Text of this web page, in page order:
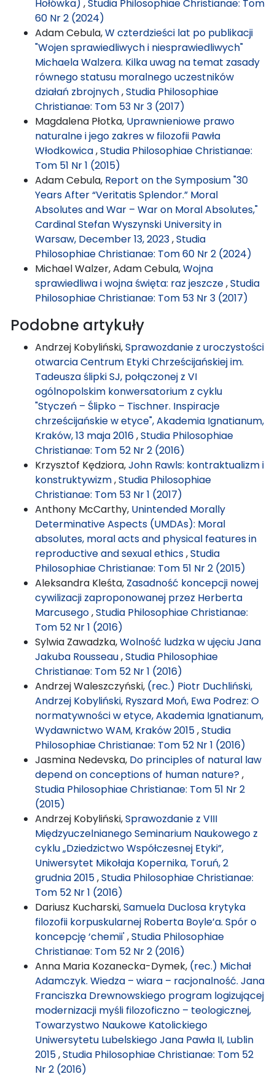
Hołówka) ,Studia Philosophiae Christianae: Tom
60 Nr 2 (2024)
Adam Cebula,W czterdzieści lat po publikacji
"Wojen sprawiedliwych i niesprawiedliwych"
Michaela Walzera. Kilka uwag na temat zasady
równego statusu moralnego uczestników
działań zbrojnych,Studia Philosophiae
Christianae: Tom 53 Nr 3 (2017)
Magdalena Płotka, Uprawnieniowe prawo
naturalne i jego zakres w filozofii Pawła
Włodkowica,Studia Philosophiae Christianae:
Tom 51 Nr 1 (2015)
Adam Cebula, Report on the Symposium "30
Years After “Veritatis Splendor.” Moral
Absolutes and War – War on Moral Absolutes,"
Cardinal Stefan Wyszynski University in
Warsaw, December 13, 2023,Studia
Philosophiae Christianae: Tom 60 Nr 2 (2024)
Michael Walzer, Adam Cebula,Wojna
sprawiedliwa i wojna święta: raz jeszcze,Studia
Philosophiae Christianae: Tom 53 Nr 3 (2017)
Podobne artykuły
Andrzej Kobyliński,Sprawozdanie z uroczystości
otwarcia Centrum Etyki Chrześcijańskiej im.
Tadeusza ślipki SJ, połączonej z VI
ogólnopolskim konwersatorium z cyklu
"Styczeń – Ślipko – Tischner. Inspiracje
chrześcijańskie w etyce", Akademia Ignatianum,
Kraków, 13 maja 2016,Studia Philosophiae
Christianae: Tom 52 Nr 2 (2016)
Krzysztof Kędziora,John Rawls: kontraktualizm i
konstruktywizm,Studia Philosophiae
Christianae: Tom 53 Nr 1 (2017)
Anthony McCarthy, Unintended Morally
Determinative Aspects (UMDAs): Moral
absolutes, moral acts and physical features in
reproductive and sexual ethics,Studia
Philosophiae Christianae: Tom 51 Nr 2 (2015)
Aleksandra Kleśta, Zasadność koncepcji nowej
cywilizacji zaproponowanej przez Herberta
Marcusego,Studia Philosophiae Christianae:
Tom 52 Nr 1 (2016)
Sylwia Zawadzka,Wolność ludzka w ujęciu Jana
Jakuba Rousseau,Studia Philosophiae
Christianae: Tom 52 Nr 1 (2016)
Andrzej Waleszczyński, (rec.) Piotr Duchliński,
Andrzej Kobyliński, Ryszard Moń, Ewa Podrez: O
normatywności w etyce, Akademia Ignatianum,
Wydawnictwo WAM, Kraków 2015,Studia
Philosophiae Christianae: Tom 52 Nr 1 (2016)
Jasmina Nedevska, Do principles of natural law
depend on conceptions of human nature?,
Studia Philosophiae Christianae: Tom 51 Nr 2
(2015)
Andrzej Kobyliński,Sprawozdanie z VIII
Międzyuczelnianego Seminarium Naukowego z
cyklu „Dziedzictwo Współczesnej Etyki”,
Uniwersytet Mikołaja Kopernika, Toruń, 2
grudnia 2015,Studia Philosophiae Christianae:
Tom 52 Nr 1 (2016)
Dariusz Kucharski,Samuela Duclosa krytyka
filozofii korpuskularnej Roberta Boyle’a. Spór o
koncepcję ‘chemii',Studia Philosophiae
Christianae: Tom 52 Nr 2 (2016)
Anna Maria Kozanecka-Dymek, (rec.) Michał
Adamczyk. Wiedza – wiara – racjonalność. Jana
Franciszka Drewnowskiego program logizującej
modernizacji myśli filozoficzno – teologicznej,
Towarzystwo Naukowe Katolickiego
Uniwersytetu Lubelskiego Jana Pawła II, Lublin
2015,Studia Philosophiae Christianae: Tom 52
Nr 2 (2016)